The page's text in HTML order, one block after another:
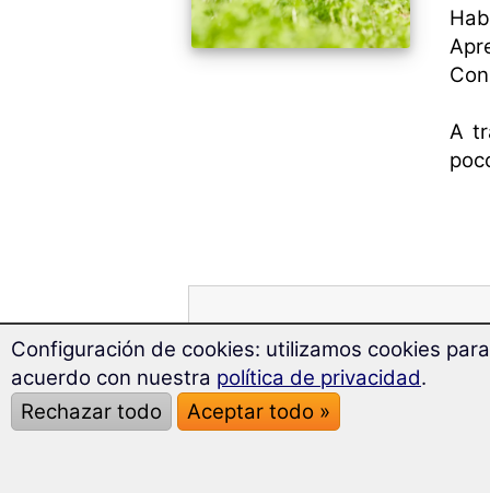
A
El paquete del
Configuración de cookies: utilizamos cookies
acuerdo con nuestra política de privacidad.
Rechazar todo
Aceptar todo »